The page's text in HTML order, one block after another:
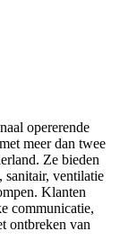
opererende
meer dan twee
Ze bieden
sanitair, ventilatie
Klanten
communicatie,
ontbreken van